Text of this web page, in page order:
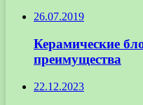
26.07.2019
Керамические
преимущества
22.12.2023